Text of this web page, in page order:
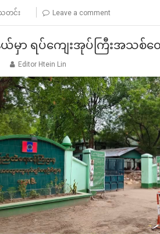
တင်း Leave a comment
ယ်မှာ ရပ်​​ကျေးအုပ်ကြီးအသစ်​
Editor Htein Lin